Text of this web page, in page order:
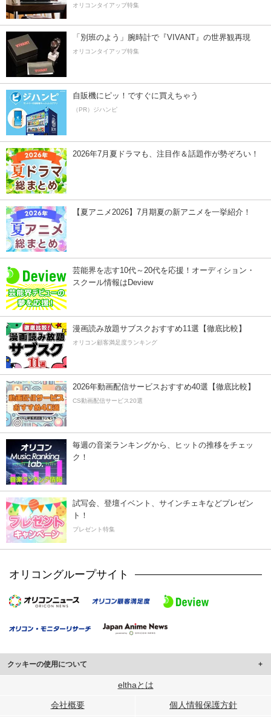
オリコンタイアップ特集
「別班のよう」腕時計で『VIVANT』の世界観再現
オリコンタイアップ特集
自販機にピッ！ですぐに買えちゃう
（PR）ジハンピ
2026年7月夏ドラマも、注目作＆話題作が勢ぞろい！
【夏アニメ2026】7月期夏の新アニメを一挙紹介！
芸能界を志す10代～20代を応援！オーディション・
スクール情報はDeview
漫画読み放題サブスクおすすめ11選【徹底比較】
オリコン顧客満足度ランキング
2026年動画配信サービスおすすめ40選【徹底比較】
CS動画配信サービス20選
毎週の音楽ランキングから、ヒットの推移をチェッ
ク！
試写会、登壇イベント、サインチェキなどプレゼン
ト！
プレゼント特集
オリコングループサイト
クッキーの使用について
このサイトでは Cookie を使用して、ユーザーに合わせたコンテンツや広告の
行っています。
elthaとは
会社概要 個人情報保護方針